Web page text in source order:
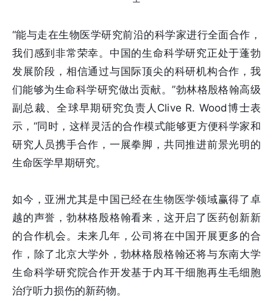
“能与走在生物医学研究前沿的科学家进行全面合作，
我们感到非常荣幸。中国的生命科学研究正处于蓬勃
发展阶段，相信通过与国际顶尖的科研机构合作，我
们能够为生命科学研究做出贡献。”勃林格殷格翰高级
副总裁、全球早期研究负责人Clive R. Wood博士表
示，“同时，这样灵活的合作模式能够更方便科学家和
研究人员携手合作，一展拳脚，共同推进前景光明的
生命医学早期研究。
如今，亚洲尤其是中国已经在生物医学领域赢得了卓
越的声誉，勃林格殷格翰看来，这开启了医药创新新
的合作机会。未来几年，公司将在中国开展更多的合
作，除了北京大学外，勃林格殷格翰还将与东南大学
生命科学研究院合作开发基于内耳干细胞再生毛细胞
治疗听力损伤的新药物。